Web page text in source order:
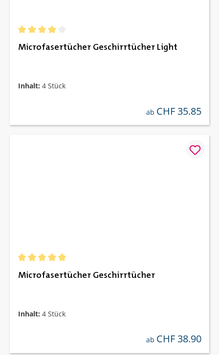
Microfasertücher Geschirrtücher Light
Inhalt: 4 Stück
regulärer preis:
ab CHF 35.85
Microfasertücher Geschirrtücher
Inhalt: 4 Stück
regulärer preis:
ab CHF 38.90